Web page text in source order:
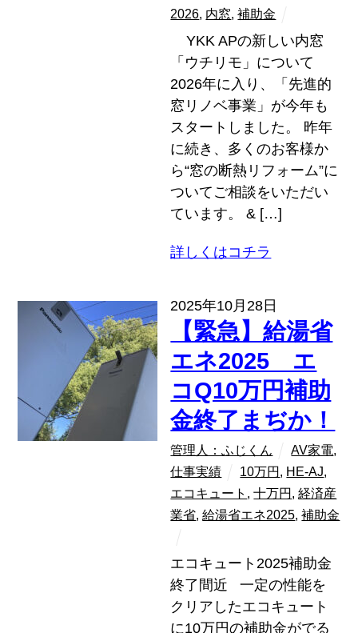
2026, 内窓,補助金
YKK APの新しい内窓
「ウチリモ」について
2026年に入り、「先進的
窓リノベ事業」が今年も
スタートしました。 昨年
に続き、多くのお客様か
ら“窓の断熱リフォーム”に
ついてご相談をいただい
ています。 & […]
詳しくはコチラ
2025年10月28日
【緊急】給湯省
エネ2025 エ
コQ10万円補助
金終了まぢか！
管理人：ふじくん AV家電,
仕事実績
10万円, HE-AJ,
エコキュート ,十万円,経済産
業省,給湯省エネ2025,補助金
エコキュート2025補助金
終了間近 一定の性能を
クリアしたエコキュート
に10万円の補助金がでる